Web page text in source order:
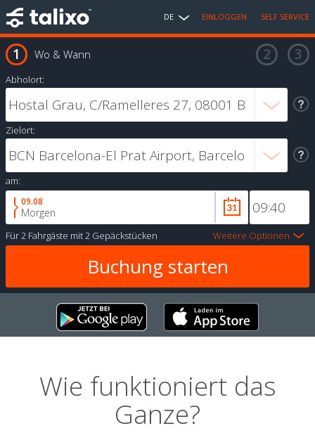
DE EINLOGGEN SELF SERVICE
Wo & Wann
Abholort:
Zielort:
am:
09.08
Morgen
Für2 Fahrgäste mit2 Gepäckstücken Weitere Optionen
Wie funktioniert das
Ganze?